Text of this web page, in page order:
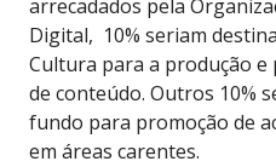
arrecadados pela
Digital, 10% seriam
Cultura para a produção e
de conteúdo. Outros 10%
fundo para promoção de
em áreas carentes.